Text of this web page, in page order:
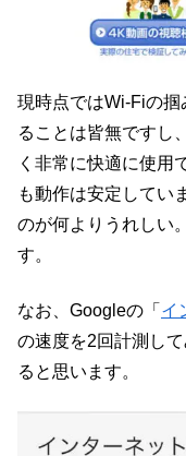
現時点ではWi-Fiの
ることは皆無ですし
く非常に快適に使用
も動作は安定してい
のが何よりうれしい
す。
なお、Googleの「 イ
の速度を2回計測し
ると思います。